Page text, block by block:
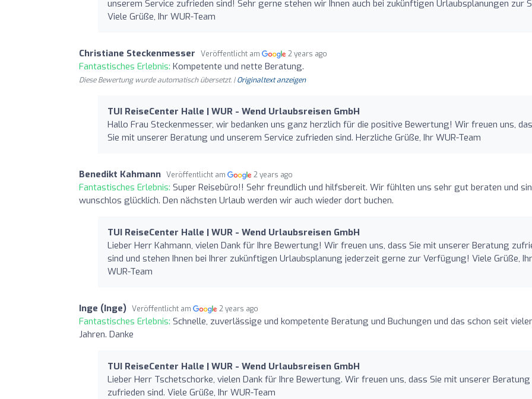
unserem Service zufrieden sind! Sehr gerne stehen wir Ihnen auch bei zukünftigen Urlaubsplanungen zur
Viele Grüße, Ihr WUR-Team
Christiane Steckenmesser Veröffentlicht am 2 years ago
Fantastisches Erlebnis: Kompetente und nette Beratung.
Diese Bewertung wurde automatisch übersetzt. |Originaltext anzeigen
TUI ReiseCenter Halle | WUR - Wend Urlaubsreisen GmbH
Hallo Frau Steckenmesser, wir bedanken uns ganz herzlich für die positive Bewertung! Wir freuen uns,
Sie mit unserer Beratung und unserem Service zufrieden sind. Herzliche Grüße, Ihr WUR-Team
Benedikt Kahmann Veröffentlicht am 2 years ago
Fantastisches Erlebnis: Super Reisebüro!! Sehr freundlich und hilfsbereit. Wir fühlten uns sehr gut beraten und
wunschlos glücklich. Den nächsten Urlaub werden wir auch wieder dort buchen.
TUI ReiseCenter Halle | WUR - Wend Urlaubsreisen GmbH
Lieber Herr Kahmann, vielen Dank für Ihre Bewertung! Wir freuen uns, dass Sie mit unserer Beratung
sind und stehen Ihnen bei Ihrer zukünftigen Urlaubsplanung jederzeit gerne zur Verfügung! Viele Grüße, Ihr
WUR-Team
Inge (Inge) Veröffentlicht am 2 years ago
Fantastisches Erlebnis: Schnelle, zuverlässige und kompetente Beratung und Buchungen und das schon seit
Jahren. Danke
TUI ReiseCenter Halle | WUR - Wend Urlaubsreisen GmbH
Lieber Herr Tschetschorke, vielen Dank für Ihre Bewertung. Wir freuen uns, dass Sie mit unserer Beratung
zufrieden sind. Viele Grüße, Ihr WUR-Team